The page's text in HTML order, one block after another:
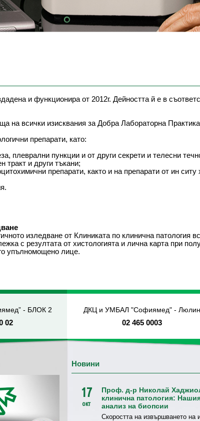
и функционира от 2012г. Дейността й е в
на всички изисквания за Добра Лабораторна
препарати, като:
плеврални пункции и от други секрети и телесни
тракт и други тъкани;
препарати, както и на препарати от ин
изледване от Клиниката по клинична патология
с резултата от хистологията и лична карта при
упълномощено лице.
- БЛОК 2
02
ДКЦ и УМБАЛ "Софиямед" - Люлин
02 465 0003
Новини
17
окт
Проф. д-р Николай
клинична патология:
анализ на биопсии
Скоростта на извършването на